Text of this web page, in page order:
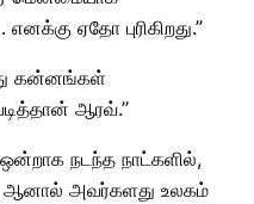
ஏதோ புரிகிறது.”
கன்னங்கள்
ஆரவ்.”
நடந்த நாட்களில்,
அவர்களது உலகம்